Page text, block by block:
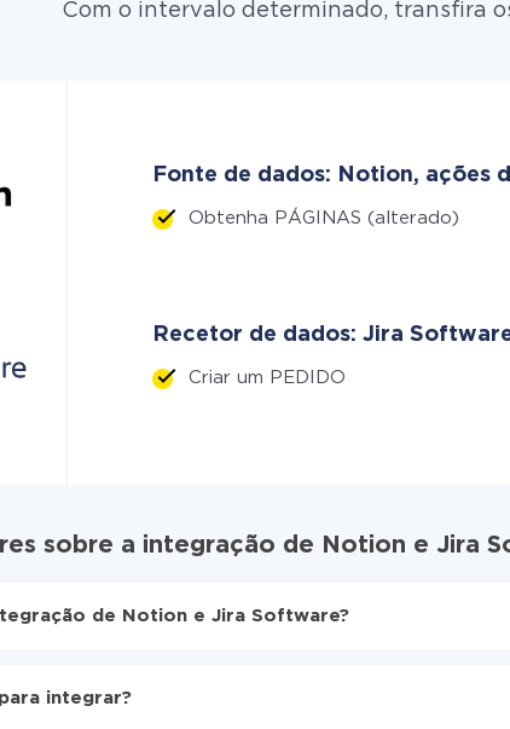
Com o intervalo determinado, transfira
Fonte de dados: Notion, ações
Obtenha PÁGINAS (alterado)
Recetor de dados: Jira
Criar um PEDIDO
sobre a integração de Notion e Jira
de Notion e Jira Software?
integrar?